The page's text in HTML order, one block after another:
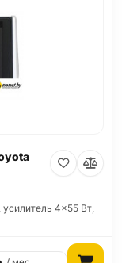
усилитель 4x55 Вт,